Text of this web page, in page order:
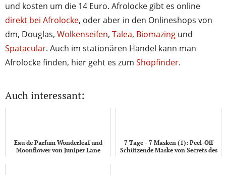
und kosten um die 14 Euro. Afrolocke gibt es online
direkt bei Afrolocke, oder aber in den Onlineshops von
dm, Douglas, Wolkenseifen, Talea, Biomazing und
Spatacular. Auch im stationären Handel kann man
Afrolocke finden, hier geht es zum Shopfinder.
Auch interessant:
Eau de Parfum Wonderleaf und
Moonflower von Juniper Lane
7 Tage - 7 Masken (1): Peel-Off
Schützende Maske von Secrets des